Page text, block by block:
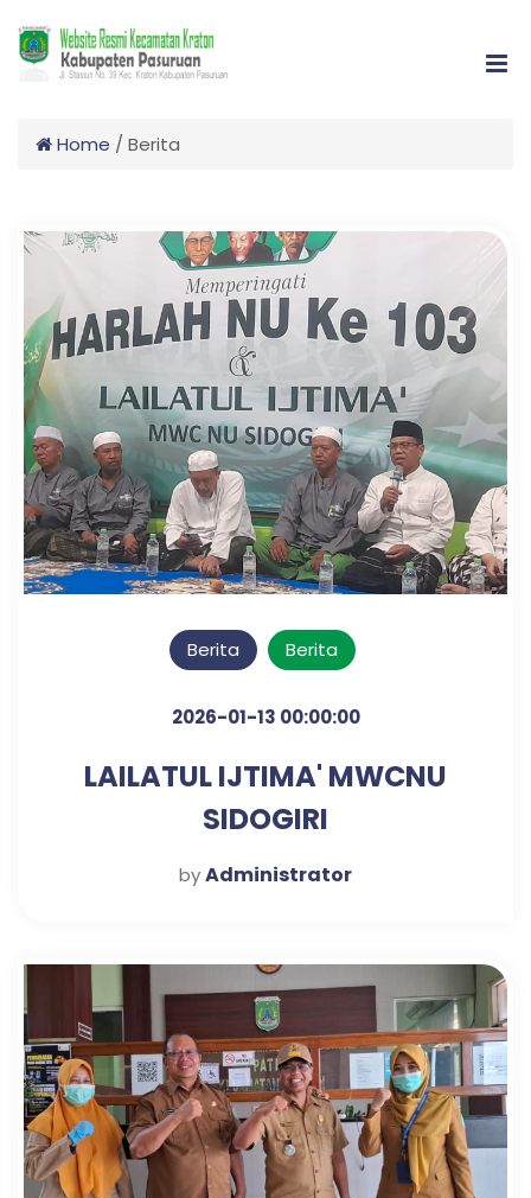
Home / Berita
Berita Berita
2026-01-13 00:00:00
LAILATUL IJTIMA' MWCNU
SIDOGIRI
byAdministrator